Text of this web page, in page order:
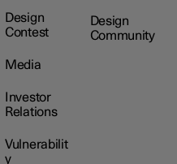
Design
Contest
Media
Investor
Relations
Vulnerabilit
y
Design
Community